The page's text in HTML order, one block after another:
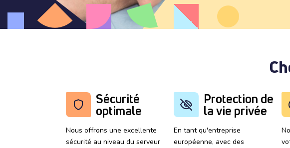
Sécurité
optimale
Nous offrons une excellente
sécurité au niveau du serveur
Protection de
la vie privée
En tant qu'entreprise
européenne, avec des